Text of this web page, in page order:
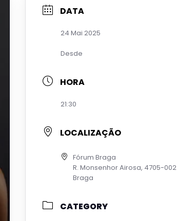
DATA
24 Mai 2025
Desde
HORA
21:30
LOCALIZAÇÃO
Fórum Braga
R. Monsenhor Airosa, 4705-002
Braga
CATEGORY